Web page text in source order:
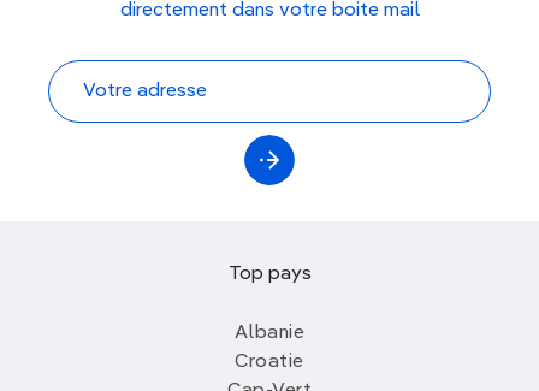
directement dans votre boite mail
Top pays
Albanie
Croatie